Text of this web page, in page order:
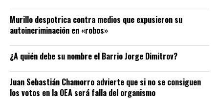
Murillo despotrica contra medios que expusieron su
autoincriminación en «robos»
¿A quién debe su nombre el Barrio Jorge Dimitrov?
Juan Sebastián Chamorro advierte que si no se consiguen
los votos en la OEA será falla del organismo